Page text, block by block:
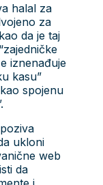
halal za
za
da je taj
iznenađuje
kasu”
spojenu
ukloni
web
da